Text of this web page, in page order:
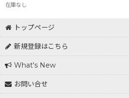
在庫なし
トップページ
新規登録はこちら
What's New
お問い合せ